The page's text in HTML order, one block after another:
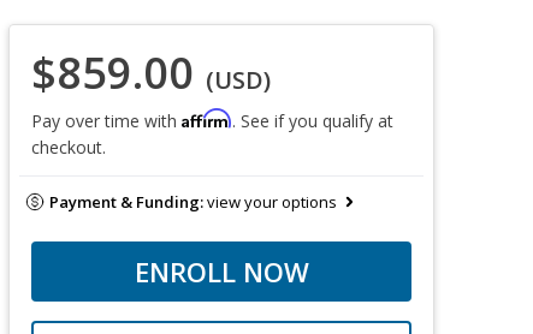
$859.00 (USD)
Pay over time with Affirm. See if you qualify at
checkout.
Payment & Funding:view your options
ENROLL NOW